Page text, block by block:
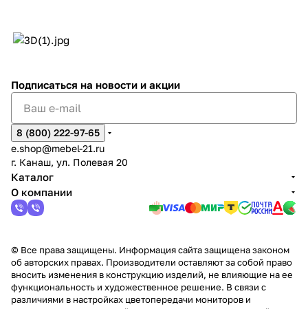
Подписаться на новости и акции
8 (800) 222-97-65
e.shop@mebel-21.ru
г. Канаш, ул. Полевая 20
Каталог
О компании
© Все права защищены. Информация сайта защищена законом
об авторских правах. Производители оставляют за собой право
вносить изменения в конструкцию изделий, не влияющие на ее
функциональность и художественное решение. В связи с
различиями в настройках цветопередачи мониторов и